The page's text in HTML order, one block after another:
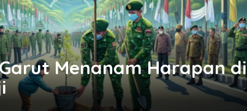
Menanam Harapan di